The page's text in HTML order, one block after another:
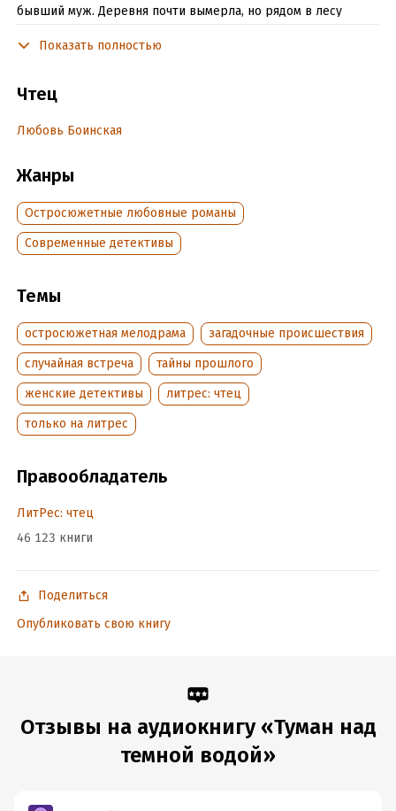
бывший муж. Деревня почти вымерла, но рядом в лесу
Веретьевым. Пути Ирины и Александра могли бы никогда не
поблизости бродят сбежавшие из колонии заключенные,
похоже, трясина скрывает еще немало опасных тайн…
Подробная информация
Дата написания:1 января 2020
Год издания:2020
Дата поступления:4 июня 2020
Показать полностью
Чтец
Любовь Боинская
Жанры
Остросюжетные любовные романы
Современные детективы
Темы
остросюжетная мелодрама
загадочные происшествия
случайная встреча
тайны прошлого
женские детективы
литрес: чтец
только на литрес
Правообладатель
ЛитРес: чтец
46 123 книги
Поделиться
Опубликовать свою книгу
Отзывы на аудиокнигу «Туман над
темной водой»